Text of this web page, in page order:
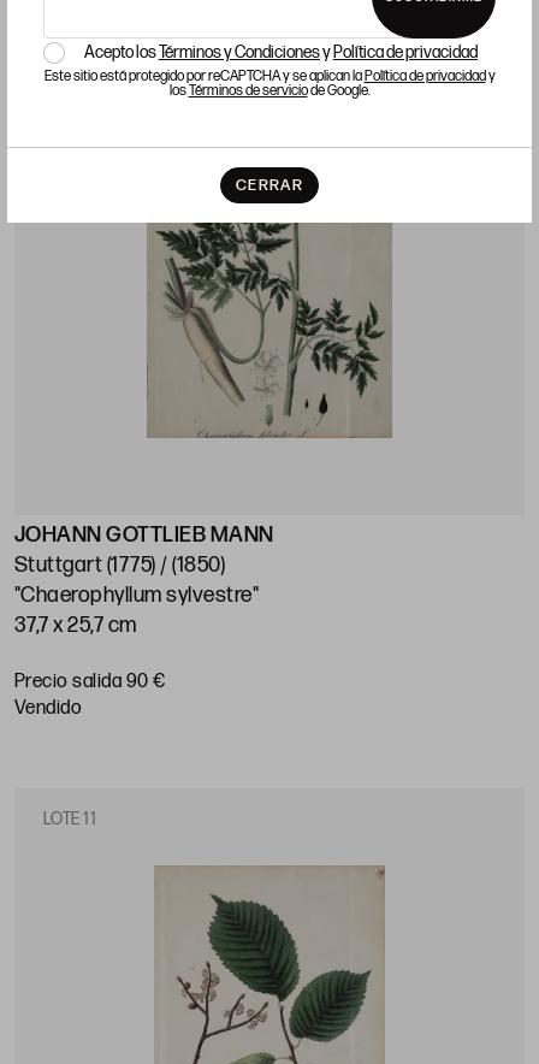
Acepto losTérminos y Condicionesy Política de privacidad
Este sitio está protegido por reCAPTCHA y se aplican laPolítica de privacidady
losTérminos de serviciode Google.
CERRAR
LOTE 10
JOHANN GOTTLIEB MANN
Stuttgart (1775) / (1850)
"Chaerophyllum sylvestre"
37,7 x 25,7 cm
Precio salida 90 €
vendido
LOTE 11